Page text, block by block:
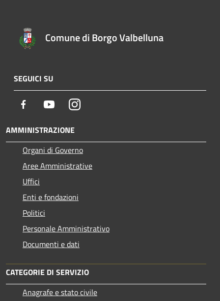
Comune di Borgo Valbelluna
SEGUICI SU
Facebook YoutubeInstagram
AMMINISTRAZIONE
Organi di Governo
Aree Amministrative
Uffici
Enti e fondazioni
Politici
Personale Amministrativo
Documenti e dati
CATEGORIE DI SERVIZIO
Anagrafe e stato civile